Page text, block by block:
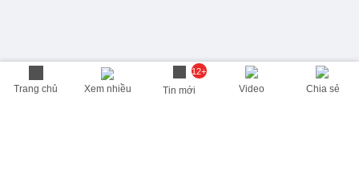
Trang chủ Xem nhiều
12+
Tin mới Video Chia sẻ